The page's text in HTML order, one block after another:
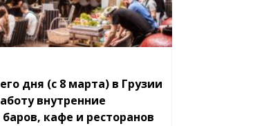
дня (с 8 марта) в Грузии
внутренние
кафе и ресторанов